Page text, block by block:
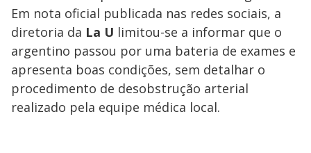
Em nota oficial publicada nas redes sociais, a
diretoria da La U limitou-se a informar que o
argentino passou por uma bateria de exames e
apresenta boas condições, sem detalhar o
procedimento de desobstrução arterial
realizado pela equipe médica local.